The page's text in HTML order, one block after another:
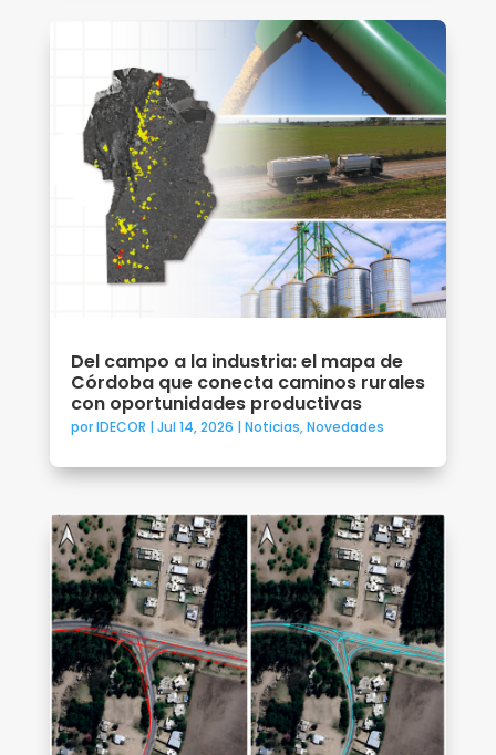
Del campo a la industria: el mapa de
Córdoba que conecta caminos rurales
con oportunidades productivas
porIDECOR | Jul 14, 2026 | Noticias,Novedades